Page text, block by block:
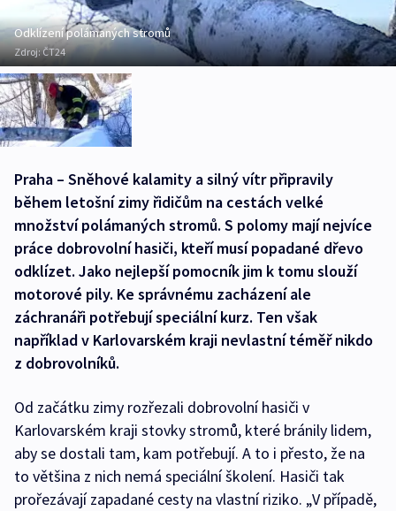
Odklízení polámaných stromů
Zdroj:ČT24
Praha – Sněhové kalamity a silný vítr připravily
během letošní zimy řidičům na cestách velké
množství polámaných stromů. S polomy mají nejvíce
práce dobrovolní hasiči, kteří musí popadané dřevo
odklízet. Jako nejlepší pomocník jim k tomu slouží
motorové pily. Ke správnému zacházení ale
záchranáři potřebují speciální kurz. Ten však
například v Karlovarském kraji nevlastní téměř nikdo
z dobrovolníků.
Od začátku zimy rozřezali dobrovolní hasiči v
Karlovarském kraji stovky stromů, které bránily lidem,
aby se dostali tam, kam potřebují. A to i přesto, že na
to většina z nich nemá speciální školení. Hasiči tak
prořezávají zapadané cesty na vlastní riziko. „V případě,